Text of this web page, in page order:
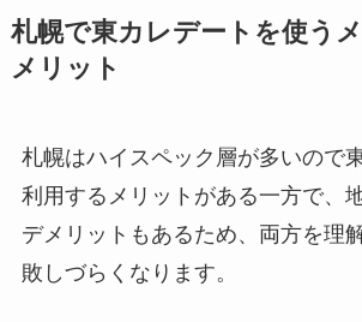
札幌で東カレデートを使う
メリット
札幌はハイスペック層が多いので
利用するメリットがある一方で、
デメリットもあるため、両方を理
敗しづらくなります。